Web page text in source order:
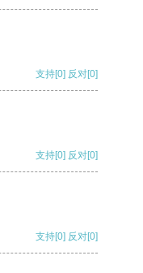
支持[0] 反对[0]
支持[0] 反对[0]
支持[0] 反对[0]